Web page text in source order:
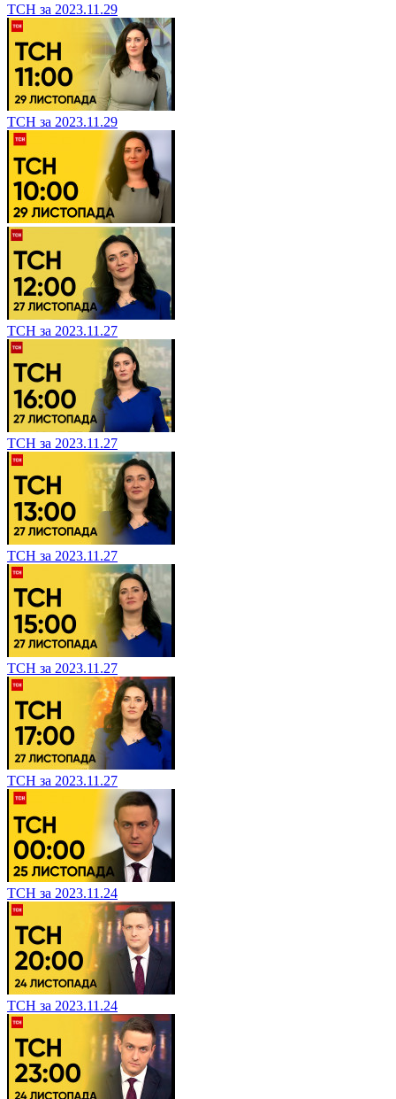
ТСН за 2023.11.29
ТСН за 2023.11.29
ТСН за 2023.11.27
ТСН за 2023.11.27
ТСН за 2023.11.27
ТСН за 2023.11.27
ТСН за 2023.11.27
ТСН за 2023.11.24
ТСН за 2023.11.24